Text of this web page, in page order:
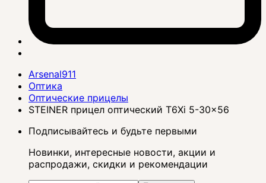
Arsenal911
Оптика
Оптические прицелы
STEINER прицел оптический T6Xi 5-30x56
Подписывайтесь и будьте первыми
Новинки, интересные новости, акции и
распродажи, скидки и рекомендации